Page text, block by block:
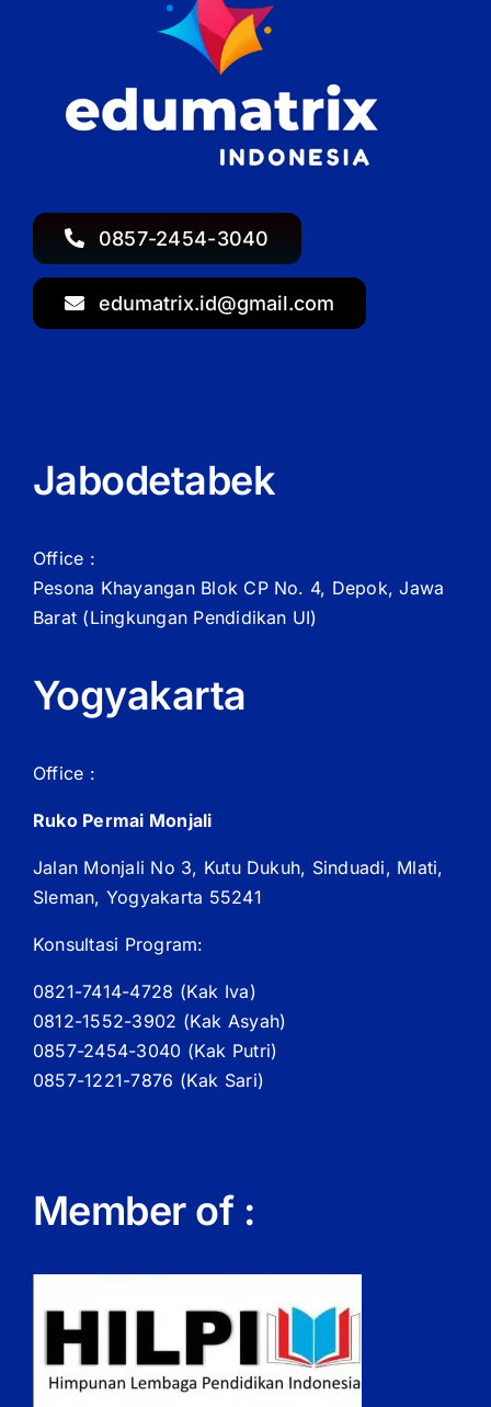
0857-2454-3040
edumatrix.id@gmail.com
Jabodetabek
Office :
Pesona Khayangan Blok CP No. 4, Depok, Jawa
Barat (Lingkungan Pendidikan UI)
Yogyakarta
Office :
Ruko Permai Monjali
Jalan Monjali No 3, Kutu Dukuh, Sinduadi, Mlati,
Sleman, Yogyakarta 55241
Konsultasi Program:
0821-7414-4728 (Kak Iva)
0812-1552-3902 (Kak Asyah)
0857-2454-3040 (Kak Putri)
0857-1221-7876 (Kak Sari)
Member of :